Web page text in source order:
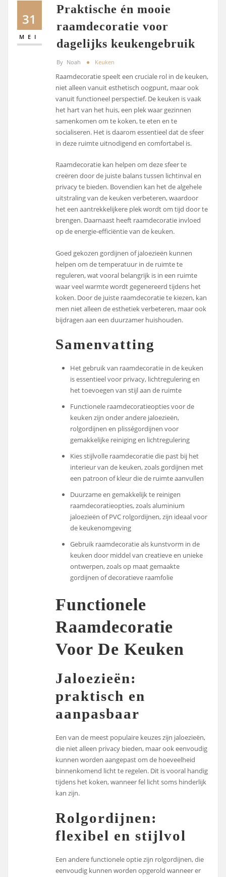
31
MEI
Praktische én mooie
raamdecoratie voor
dagelijks keukengebruik
By Noah Keuken
Raamdecoratie speelt een cruciale rol in de keuken,
niet alleen vanuit esthetisch oogpunt, maar ook
vanuit functioneel perspectief. De keuken is vaak
het hart van het huis, een plek waar gezinnen
samenkomen om te koken, te eten en te
socialiseren. Het is daarom essentieel dat de sfeer
in deze ruimte uitnodigend en comfortabel is.
Raamdecoratie kan helpen om deze sfeer te
creëren door de juiste balans tussen lichtinval en
privacy te bieden. Bovendien kan het de algehele
uitstraling van de keuken verbeteren, waardoor
het een aantrekkelijkere plek wordt om tijd door te
brengen. Daarnaast heeft raamdecoratie invloed
op de energie-efficiëntie van de keuken.
Goed gekozen gordijnen of jaloezieën kunnen
helpen om de temperatuur in de ruimte te
reguleren, wat vooral belangrijk is in een ruimte
waar veel warmte wordt gegenereerd tijdens het
koken. Door de juiste raamdecoratie te kiezen, kan
men niet alleen de esthetiek verbeteren, maar ook
bijdragen aan een duurzamer huishouden.
Samenvatting
Het gebruik van raamdecoratie in de keuken
is essentieel voor privacy, lichtregulering en
het toevoegen van stijl aan de ruimte
Functionele raamdecoratieopties voor de
keuken zijn onder andere jaloezieën,
rolgordijnen en plisségordijnen voor
gemakkelijke reiniging en lichtregulering
Kies stijlvolle raamdecoratie die past bij het
interieur van de keuken, zoals gordijnen met
een patroon of kleur die de ruimte aanvullen
Duurzame en gemakkelijk te reinigen
raamdecoratieopties, zoals aluminium
jaloezieën of PVC rolgordijnen, zijn ideaal voor
de keukenomgeving
Gebruik raamdecoratie als kunstvorm in de
keuken door middel van creatieve en unieke
ontwerpen, zoals op maat gemaakte
gordijnen of decoratieve raamfolie
Functionele
Raamdecoratie
Voor De Keuken
Jaloezieën:
praktisch en
aanpasbaar
Een van de meest populaire keuzes zijn jaloezieën,
die niet alleen privacy bieden, maar ook eenvoudig
kunnen worden aangepast om de hoeveelheid
binnenkomend licht te regelen. Dit is vooral handig
tijdens het koken, wanneer fel licht soms hinderlijk
kan zijn.
Rolgordijnen:
flexibel en stijlvol
Een andere functionele optie zijn rolgordijnen, die
eenvoudig kunnen worden opgerold wanneer er